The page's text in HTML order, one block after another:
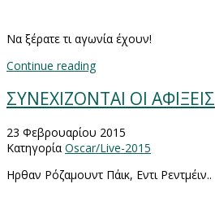
Να ξέρατε τι αγωνία έχουν!
Continue reading
ΣΥΝΕΧΙΖΟΝΤΑΙ ΟΙ ΑΦΙΞΕΙΣ
23 Φεβρουαρίου 2015
Κατηγορία Oscar/Live-2015
Ηρθαν Ρόζαμουντ Πάικ, Εντι Ρεντμέιν..